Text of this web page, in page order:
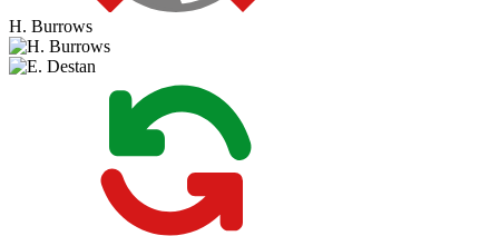
H. Burrows